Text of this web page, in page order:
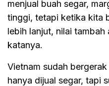
menjual buah segar,
tinggi, tetapi ketika kita
lebih lanjut, nilai tambah
katanya.
Vietnam sudah
hanya dijual segar, tapi